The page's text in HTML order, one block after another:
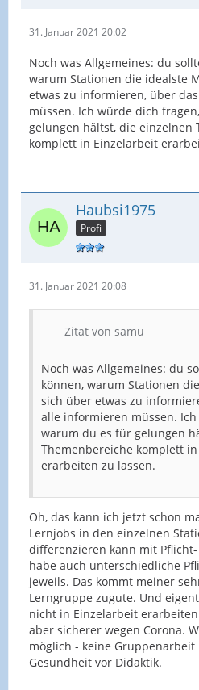
31. Januar 2021 20:02
Noch was Allgemeines: du
warum Stationen die idealste
etwas zu informieren, über
müssen. Ich würde dich
gelungen hältst, die einzelnen
komplett in Einzelarbeit
Haubsi1975
Profi
31. Januar 2021 20:08
Zitat von samu
Noch was Allgemeines: du
können, warum Stationen
sich über etwas zu
alle informieren müssen.
warum du es für gelungen
Themenbereiche komplett
erarbeiten zu lassen.
Oh, das kann ich jetzt schon
Lernjobs in den einzelnen
differenzieren kann mit
habe auch unterschiedliche
jeweils. Das kommt meiner
Lerngruppe zugute. Und
nicht in Einzelarbeit
aber sicherer wegen Corona.
möglich - keine Gruppenarbeit
Gesundheit vor Didaktik.